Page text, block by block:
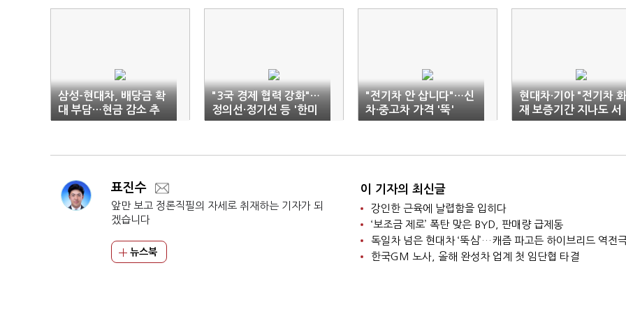
삼성-현대차, 배당금 확
대 부담…현금 감소 추
세
"3국 경제 협력 강화"…
정의선·정기선 등 '한미
일 경제대화' 참석
"전기차 안 삽니다"…신
차·중고차 가격 '뚝'
현대차·기아 "전기차 화
재 보증기간 지나도 서
비스 무상 제공"
표진수
앞만 보고 정론직필의 자세로 취재하는 기자가 되
겠습니다
뉴스북
이 기자의 최신글
강인한 근육에 날렵함을 입히다
‘보조금 제로’ 폭탄 맞은 BYD, 판매량 급제동
독일차 넘은 현대차 ‘뚝심’…캐즘 파고든 하이브리드 역전
한국GM 노사, 올해 완성차 업계 첫 임단협 타결